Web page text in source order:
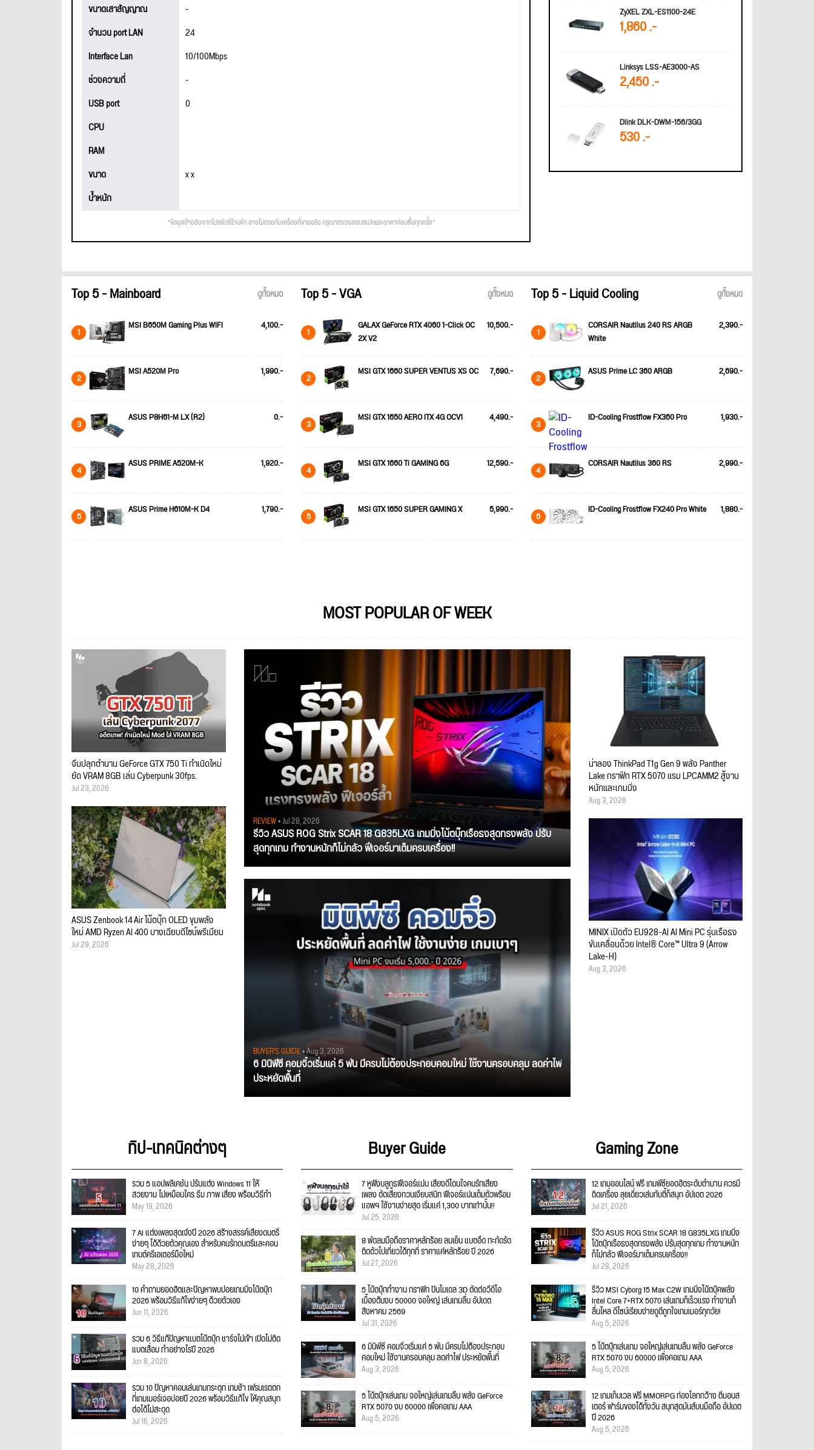
ขนาดเสาสัญญาณ
-
จำนวน port LAN
24
Interface Lan
10/100Mbps
ช่วงความถี่
-
USB port
0
CPU
RAM
ขนาด
x x
น้ำหนัก
*ข้อมูลอ้างอิงจากโปรชัวร์ร้านค้า อาจไม่ตรงกับเครื่องที่ขายจริง กรุณาตรวจสอบสเปคและราคาก่อนซื้อทุกครั้ง*
ZyXEL ZXL-ES1100-24E
1,860 .-
Linksys LSS-AE3000-AS
2,450 .-
Dlink DLK-DWM-156/3GG
530 .-
Top 5 - Mainboard ดูทั้งหมด
1 MSI B650M Gaming Plus WIFI 4,100.-
2 MSI A520M Pro 1,990.-
3 ASUS P8H61-M LX (R2) 0.-
4 ASUS PRIME A520M-K 1,920.-
5 ASUS Prime H610M-K D4 1,790.-
Top 5 - VGA ดูทั้งหมด
1
GALAX GeForce RTX 4060 1-Click OC
2X V2
10,500.-
2 MSI GTX 1660 SUPER VENTUS XS OC 7,690.-
3 MSI GTX 1650 AERO ITX 4G OCV1 4,490.-
4 MSI GTX 1660 Ti GAMING 6G 12,590.-
5 MSI GTX 1650 SUPER GAMING X 5,990.-
Top 5 - Liquid Cooling ดูทั้งหมด
1
CORSAIR Nautilus 240 RS ARGB
White
2,390.-
2 ASUS Prime LC 360 ARGB 2,690.-
3 ID-Cooling Frostflow FX360 Pro 1,930.-
4 CORSAIR Nautilus 360 RS 2,990.-
5 ID-Cooling Frostflow FX240 Pro White 1,880.-
MOST POPULAR OF WEEK
REVIEW• Jul 28, 2026
รีวิว ASUS ROG Strix SCAR 18 G835LXG เกมมิ่งโน้ตบุ๊กเรือธงสุดทรงพลัง ปรับ
สุดทุกเกม ทำงานหนักก็ไม่กลัว ฟีเจอร์มาเต็มครบเครื่อง!!
BUYER'S GUIDE• Aug 3, 2026
6 มินิพีซี คอมจิ๋วเริ่มแค่ 5 พัน มีครบไม่ต้องประกอบคอมใหม่ ใช้งานครอบคลุม ลดค่าไฟ
ประหยัดพื้นที่
จีนปลุกตำนาน GeForce GTX 750 Ti กำเนิดใหม่
ยัด VRAM 8GB เล่น Cyberpunk 30fps.
Jul 23, 2026
ASUS Zenbook 14 Air โน้ตบุ๊ก OLED ขุมพลัง
ใหม่ AMD Ryzen AI 400 บางเฉียบดีไซน์พรีเมียม
Jul 29, 2026
น่าลอง ThinkPad T1g Gen 9 พลัง Panther
Lake กราฟิก RTX 5070 แรม LPCAMM2 สู้งาน
หนักและเกมมิ่ง
Aug 3, 2026
MINIX เปิดตัว EU928-AI AI Mini PC รุ่นเรือธง
ขับเคลื่อนด้วย Intel® Core™ Ultra 9 (Arrow
Lake-H)
Aug 3, 2026
ทิป-เทคนิคต่างๆ
รวม 5 แอปพลิเคชัน ปรับแต่ง Windows 11 ให้
สวยงาม ไม่เหมือนใคร ธีม ภาพ เสียง พร้อมวิธีทำ
May 19, 2026
7 AI แต่งเพลงสุดเจ๋งปี 2026 สร้างสรรค์เสียงดนตรี
ง่ายๆ ได้ด้วยตัวคุณเอง สำหรับคนรักดนตรีและคอน
เทนต์ครีเอเตอร์มือใหม่
May 28, 2026
10 คำถามยอดฮิตและปัญหาพบบ่อยเกมมิ่งโน้ตบุ๊ก
2026 พร้อมวิธีแก้ไขง่ายๆ ด้วยตัวเอง
Jun 11, 2026
รวม 6 วิธีแก้ปัญหาแบตโน้ตบุ๊ก ชาร์จไม่เข้า เปิดไม่ติด
แบตเสื่อม ทำอย่างไรปี 2026
Jun 8, 2026
รวม 10 ปัญหาคอมเล่นเกมกระตุก เกมช้า เฟรมเรตตก
ที่เกมเมอร์เจอบ่อยปี 2026 พร้อมวิธีแก้ไข ให้คุณสนุก
ต่อได้ไม่สะดุด
Jul 16, 2026
Buyer Guide
7 หูฟังบลูทูธฟีเจอร์แน่น เสียงดีโดนใจคนรักเสียง
เพลง ตัดเสียงกวนเงียบสนิท ฟีเจอร์แน่นเต็มตัวพร้อม
แอพฯ ใช้งานง่ายสุด เริ่มแค่ 1,300 บาทเท่านั้น!!
Jul 25, 2026
8 พัดลมมือถือราคาหลักร้อย ลมเย็น แบตอึด กะทัดรัด
ติดตัวไปเที่ยวได้ทุกที่ ราคาแค่หลักร้อย ปี 2026
Jul 27, 2026
5 โน้ตบุ๊กทำงาน กราฟิก ปั้นโมเดล 3D ตัดต่อวีดีโอ
เบื้องต้นงบ 50000 จอใหญ่ เล่นเกมลื่น อัปเดต
สิงหาคม 2569
Jul 31, 2026
6 มินิพีซี คอมจิ๋วเริ่มแค่ 5 พัน มีครบไม่ต้องประกอบ
คอมใหม่ ใช้งานครอบคลุม ลดค่าไฟ ประหยัดพื้นที่
Aug 3, 2026
5 โน้ตบุ๊กเล่นเกม จอใหญ่เล่นเกมลื่น พลัง GeForce
RTX 5070 งบ 60000 เพื่อคอเกม AAA
Aug 5, 2026
Gaming Zone
12 เกมออนไลน์ ฟรี เกมพีซียอดฮิตระดับตำนาน ควรมี
ติดเครื่อง ลุยเดี่ยวเล่นกับตี้ก็สนุก อัปเดต 2026
Jul 21, 2026
รีวิว ASUS ROG Strix SCAR 18 G835LXG เกมมิ่ง
โน้ตบุ๊กเรือธงสุดทรงพลัง ปรับสุดทุกเกม ทำงานหนัก
ก็ไม่กลัว ฟีเจอร์มาเต็มครบเครื่อง!!
Jul 28, 2026
รีวิว MSI Cyborg 15 Max C2W เกมมิ่งโน้ตบุ๊คพลัง
Intel Core 7+RTX 5070 เล่นเกมก็เร็วแรง ทำงานก็
ลื่นไหล ดีไซน์เรียบง่ายดูดีถูกใจเกมเมอร์ทุกวัย!
Aug 5, 2026
5 โน้ตบุ๊กเล่นเกม จอใหญ่เล่นเกมลื่น พลัง GeForce
RTX 5070 งบ 60000 เพื่อคอเกม AAA
Aug 5, 2026
12 เกมเก็บเวล ฟรี MMORPG ท่องโลกกว้าง ตีมอนส
เตอร์ ฟาร์มของได้ทั้งวัน สนุกสุดมันส์บนมือถือ อัปเดต
ปี 2026
Aug 5, 2026